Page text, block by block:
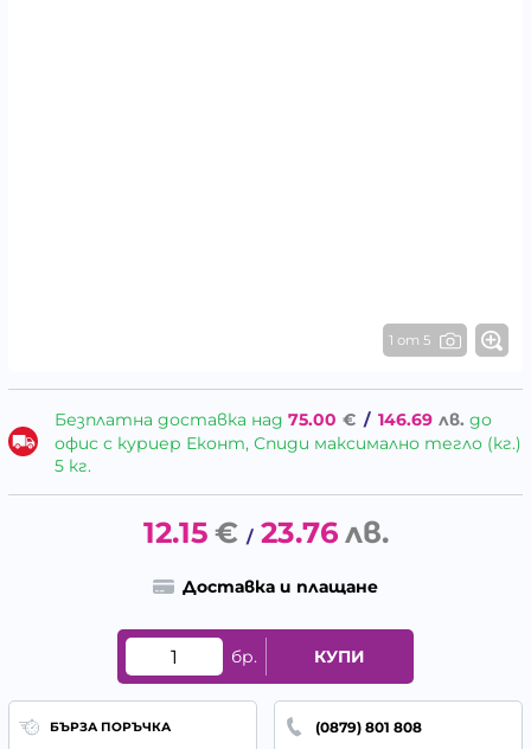
1 от 5
Безплатна доставка над 75.00 € / 146.69 лв. до
офис с куриер Еконт, Спиди максимално тегло (кг.)
5 кг.
12.15 € / 23.76 лв.
Доставка и плащане
бр. КУПИ
БЪРЗА ПОРЪЧКА (0879) 801 808